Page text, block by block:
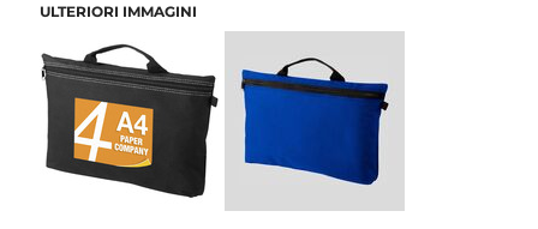
ULTERIORI IMMAGINI